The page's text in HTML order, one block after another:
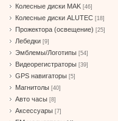
Колесные диски MAK [46]
Колесные диски ALUTEC [18]
Прожектора (освещение) [25]
Лебедки [9]
Эмблемы/Логотипы [54]
Видеорегистраторы [39]
GPS навигаторы [5]
Магнитолы [40]
Авто часы [8]
Аксессуары [7]